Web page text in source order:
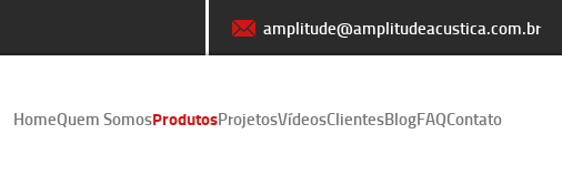
amplitude@amplitudeacustica.com.br
HomeQuem SomosProdutosProjetosVídeosClientesBlogFAQContato